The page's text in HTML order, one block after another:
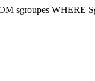
sgroupes WHERE